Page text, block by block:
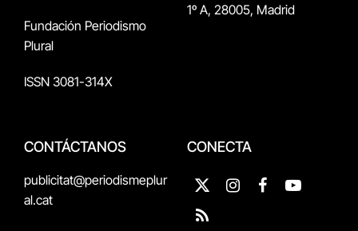
Fundación Periodismo
Plural
ISSN 3081-314X
1º A, 28005, Madrid
CONTÁCTANOS
publicitat@periodismeplur
al.cat
CONECTA
X
(Twitter)
InstagramFacebookYouTube
RSS